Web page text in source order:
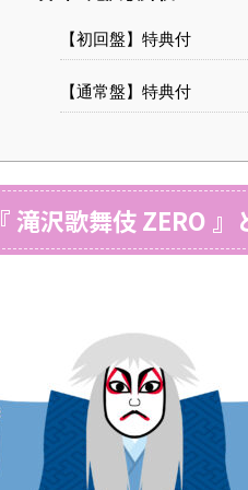
【初回盤】特典付
【通常盤】特典付
『 滝沢歌舞伎 ZERO